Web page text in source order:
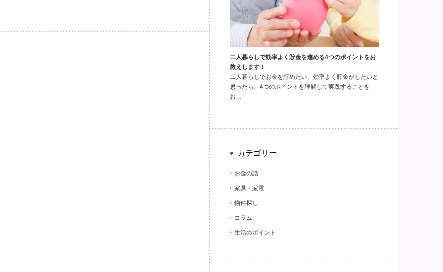
二人暮らしで効率よく貯金を進める4つのポイントをお
教えします！
二人暮らしでお金を貯めたい、効率よく貯金がしたいと
思ったら、4つのポイントを理解して実践することを
お…
カテゴリー
お金の話
家具・家電
物件探し
コラム
生活のポイント